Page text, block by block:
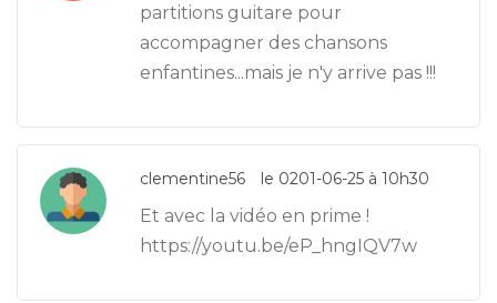
partitions guitare pour
accompagner des chansons
enfantines...mais je n'y arrive pas !!!
clementine56 le 0201-06-25 à 10h30
Et avec la vidéo en prime !
https://youtu.be/eP_hngIQV7w